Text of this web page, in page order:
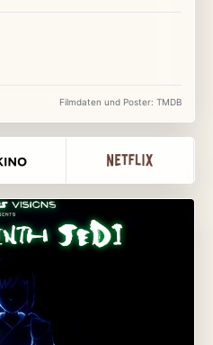
Filmdaten und Poster: TMDB
Kino Netflix